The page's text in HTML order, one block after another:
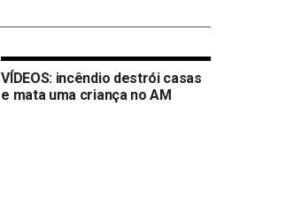
VÍDEOS: incêndio destrói casas
e mata uma criança no AM